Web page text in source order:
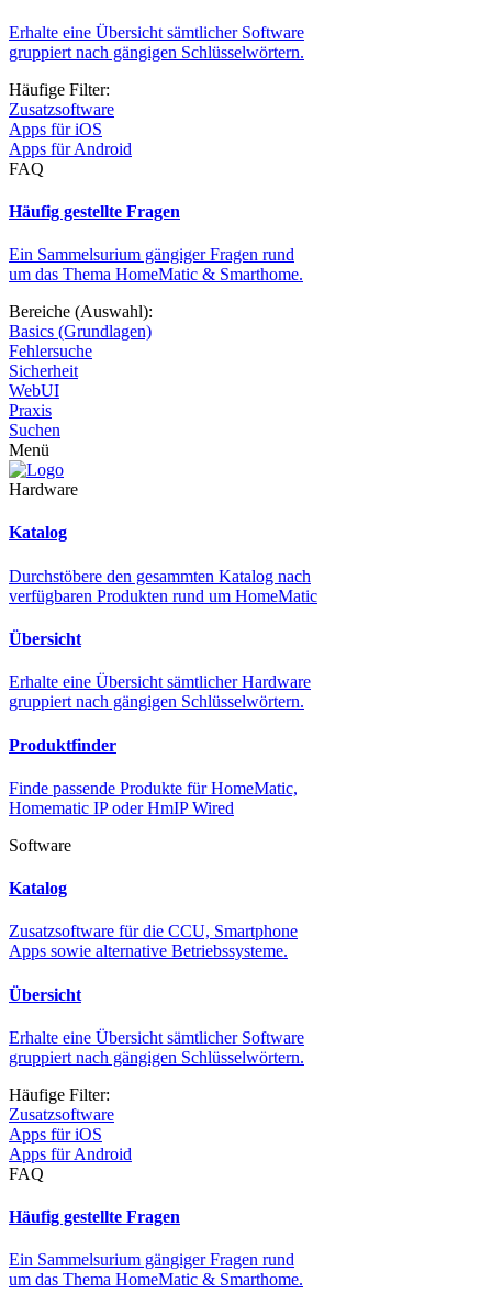
Erhalte eine Übersicht sämtlicher Software
gruppiert nach gängigen Schlüsselwörtern.
Häufige Filter:
Zusatzsoftware
Apps für iOS
Apps für Android
FAQ
Häufig gestellte Fragen
Ein Sammelsurium gängiger Fragen rund
um das Thema HomeMatic & Smarthome.
Bereiche (Auswahl):
Basics (Grundlagen)
Fehlersuche
Sicherheit
WebUI
Praxis
Suchen
Menü
Hardware
Katalog
Durchstöbere den gesammten Katalog nach
verfügbaren Produkten rund um HomeMatic
Übersicht
Erhalte eine Übersicht sämtlicher Hardware
gruppiert nach gängigen Schlüsselwörtern.
Produktfinder
Finde passende Produkte für HomeMatic,
Homematic IP oder HmIP Wired
Software
Katalog
Zusatzsoftware für die CCU, Smartphone
Apps sowie alternative Betriebssysteme.
Übersicht
Erhalte eine Übersicht sämtlicher Software
gruppiert nach gängigen Schlüsselwörtern.
Häufige Filter:
Zusatzsoftware
Apps für iOS
Apps für Android
FAQ
Häufig gestellte Fragen
Ein Sammelsurium gängiger Fragen rund
um das Thema HomeMatic & Smarthome.